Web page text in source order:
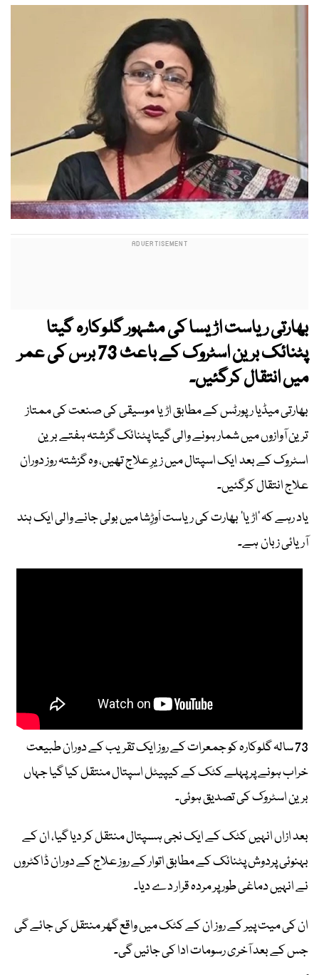
بھارتی ریاست اڑیسا کی مشہور گلوکارہ گیتا
پٹنائک برین اسٹروک کے باعث 73 برس کی عمر
میں انتقال کرگئیں۔
بھارتی میڈیا رپورٹس کے مطابق اڑیا موسیقی کی صنعت کی ممتاز
ترین آوازوں میں شمار ہونے والی گیتا پٹنائک گزشتہ ہفتے برین
اسٹروک کے بعد ایک اسپتال میں زیرِ علاج تھیں، وہ گزشتہ روز دوران
علاج انتقال کرگئیں۔
یاد رہے کہ ’اڑیا‘ بھارت کی ریاست اْوڑِشا میں بولی جانے والی ایک ہند
آریائی زبان ہے۔
73 سالہ گلوکارہ کو جمعرات کے روز ایک تقریب کے دوران طبیعت
خراب ہونے پر پہلے کٹک کے کیپیٹل اسپتال منتقل کیا گیا جہاں
برین اسٹروک کی تصدیق ہوئی۔
بعد ازاں انہیں کٹک کے ایک نجی ہسپتال منتقل کر دیا گیا، ان کے
بہنوئی پردوش پٹنائک کے مطابق اتوار کے روز علاج کے دوران ڈاکٹروں
نے انہیں دماغی طور پر مردہ قرار دے دیا۔
ان کی میت پیر کے روز ان کے کٹک میں واقع گھر منتقل کی جائے گی
جس کے بعد آخری رسومات ادا کی جائیں گی۔